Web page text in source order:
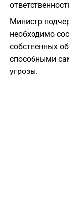
Министр
необходимо
собственных
способными
угрозы.